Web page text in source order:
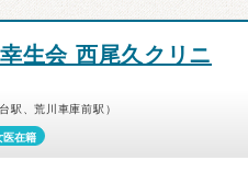
生会 西尾久クリニ
駅、荒川車庫前駅）
医在籍